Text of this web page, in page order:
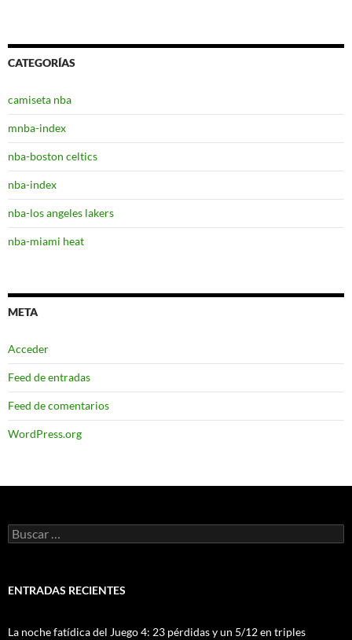
CATEGORÍAS
camiseta nba
mnba-index
nba-boston celtics
nba-index
nba-los angeles lakers
nba-miami heat
META
Acceder
Feed de entradas
Feed de comentarios
WordPress.org
Buscar:
ENTRADAS RECIENTES
La noche fatídica del Juego 4: 23 pérdidas y un 5/12 en triples